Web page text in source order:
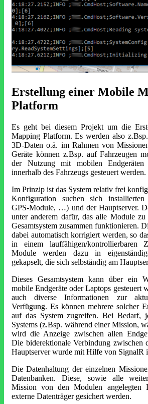
Erstellung einer Mobile
Platform
Es geht bei diesem Projekt um die
Mapping Platform. Es werden also
3D-Daten o.ä. im Rahmen von
Geräte können z.Bsp. auf Fahrzeugen
der Nutzung mit mobilen
innerhalb des Fahrzeugs gesteuert werden.
Im Prinzip ist das System relativ frei
Konfiguration suchen sich
GPS-Module, …) und der Hauptserver.
unter anderem dafür, das alle Module
Gesamtsystem zusammen funktionieren.
dabei automatisch korrigiert werden, so
in einem lauffähigen/kontrollierbaren
Module werden dazu in
gekapselt, die sich selbständig am
Dieses Gesamtsystem kann über ein
mobile Endgeräte oder Laptops gesteuert
auch diverse Informationen zur
Verfügung. Es können mehrere solcher
auf das System zugreifen. Bei Bedarf,
Systems (z.Bsp. während einer Mission,
wird die Anzeige zwischen allen
Die biderektionale Verbindung zwischen
Hauptserver wurde mit Hilfe von SignalR
Die Datenhaltung der einzelnen
Datenbanken. Diese, sowie alle
Mission von den Modulen angelegten
externe Datenträger gesichert werden.